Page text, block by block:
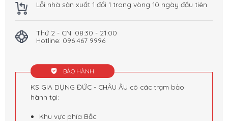
Lỗi nhà sản xuất 1 đổi 1 trong vòng 10 ngày đầu tiên
Thứ 2 - CN: 08:30 - 21:00
Hotline: 096 467 9996
BẢO HÀNH
KS GIA DỤNG ĐỨC - CHÂU ÂU có các trạm bảo
hành tại:
Khu vực phía Bắc: